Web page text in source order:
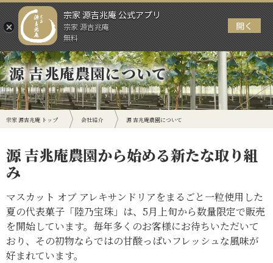
宗家 源吉兆庵 公式アプリ
宗家 源吉兆庵
無料
開く
メニュー
源 吉兆庵農園について
宗家 源吉兆庵 トップ 会社紹介 源 吉兆庵農園について
源 吉兆庵農園から始める新たな取り組
み
マスカット オブ アレキサンドリアをまるごと一粒使用した
夏の代表菓子「陸乃宝珠」は、5月上旬から数量限定で販売
を開始しています。毎年多くのお客様にお待ちいただいて
おり、その初物ならではの甘酸っぱいフレッシュな風味が
好まれています。